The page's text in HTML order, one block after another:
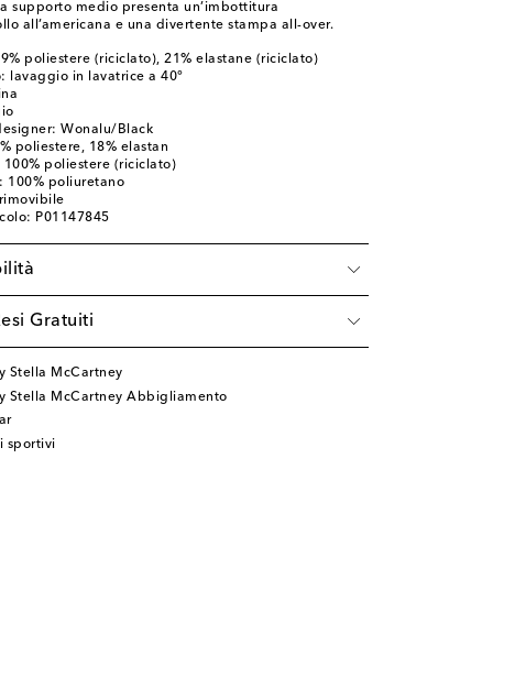
supporto medio presenta un’imbottitura
all’americana e una divertente stampa all-over.
poliestere (riciclato), 21% elastane (riciclato)
lavaggio in lavatrice a 40°
Wonalu/Black
poliestere, 18% elastan
100% poliestere (riciclato)
100% poliuretano
P01147845
Gratuiti
Stella McCartney
Stella McCartney Abbigliamento
sportivi